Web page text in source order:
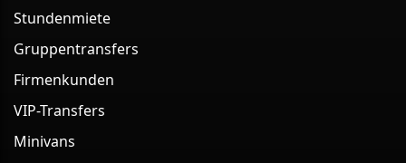
Stundenmiete
Gruppentransfers
Firmenkunden
VIP-Transfers
Minivans